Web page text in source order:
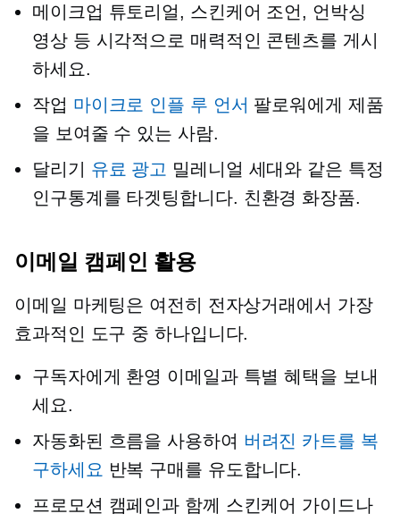
메이크업 튜토리얼, 스킨케어 조언, 언박싱
영상 등 시각적으로 매력적인 콘텐츠를 게시
하세요.
작업 마이크로 인플 루 언서 팔로워에게 제품
을 보여줄 수 있는 사람.
달리기 유료 광고 밀레니얼 세대와 같은 특정
인구통계를 타겟팅합니다. 친환경 화장품.
이메일 캠페인 활용
이메일 마케팅은 여전히 ​​전자상거래에서 가장
효과적인 도구 중 하나입니다.
구독자에게 환영 이메일과 특별 혜택을 보내
세요.
자동화된 흐름을 사용하여 버려진 카트를 복
구하세요 반복 구매를 유도합니다.
프로모션 캠페인과 함께 스킨케어 가이드나